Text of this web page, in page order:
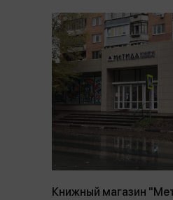
Книжный магазин